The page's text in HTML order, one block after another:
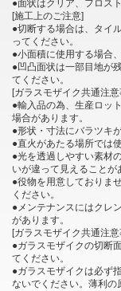
●面状はクリア、フロス
[施工上のご注意]
●切断する場合は、タイ
ってください。
●小面積に使用する場合
●凹凸面状は一部目地が
てください。
[ガラスモザイク共通注
●輸入品の為、生産ロッ
場合があります。
●形状・寸法にバラツキ
●直火があたる場所では
●光を透過しやすい素材
いが違って見えることが
●役物を用意しておりま
ください。
●メンテナンスにはクレ
があります。
[ガラスモザイク共通注
●ガラスモザイクの切断
てください。
●ガラスモザイクは必ず
ないでください。薄利の